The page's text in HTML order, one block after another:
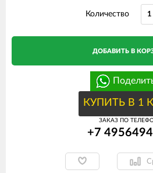
Количество
ДОБАВИТЬ В
КУПИТЬ В 1
ЗАКАЗ ПО
+7